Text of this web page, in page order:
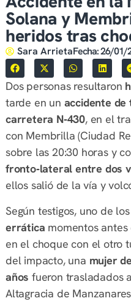
Solana y
heridos tras
Sara ArrietaFecha:26/01/
Dos personas resultaron
tarde en un accidente
carretera N‑430, en el
con Membrilla (Ciudad
sobre las 20:30 horas y
fronto‑lateral entre dos
ellos salió de la vía y
Según testigos, uno de
errática momentos
en el choque con el otro
del impacto, una mujer
años fueron trasladados
Altagracia de